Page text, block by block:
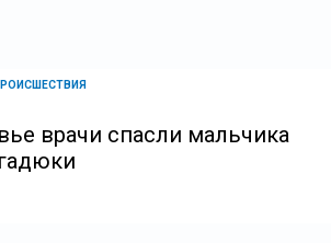
врачи спасли мальчика